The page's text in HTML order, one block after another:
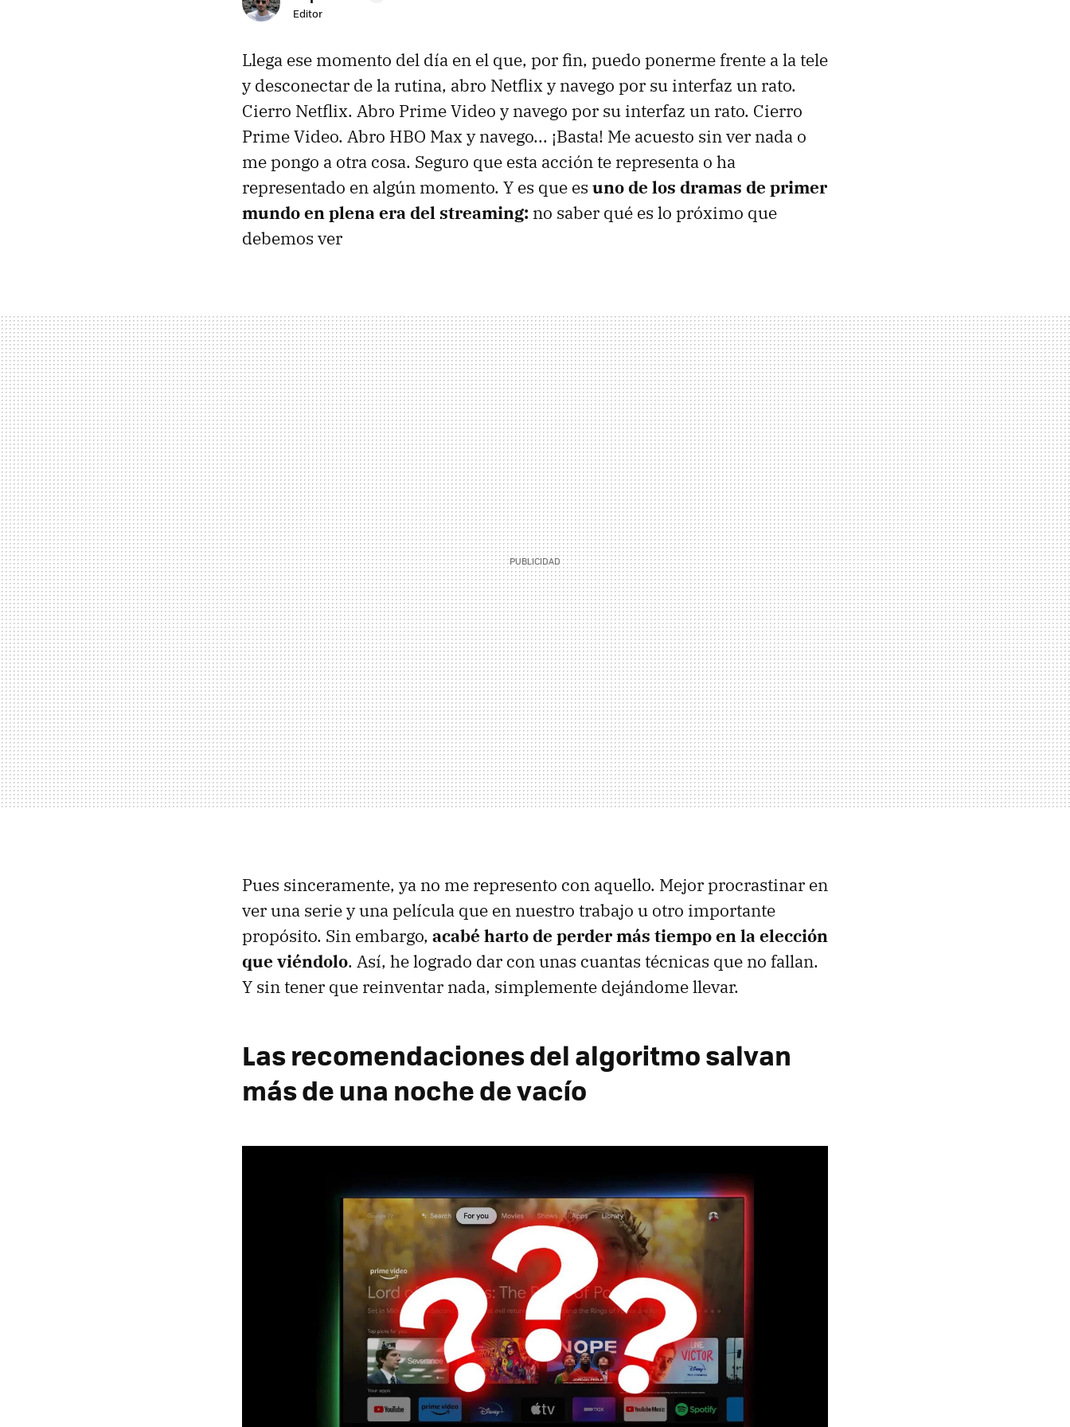
Editor
Llega ese momento del día en el que, por fin, puedo ponerme frente a la tele
y desconectar de la rutina, abro Netflix y navego por su interfaz un rato.
Cierro Netflix. Abro Prime Video y navego por su interfaz un rato. Cierro
Prime Video. Abro HBO Max y navego... ¡Basta! Me acuesto sin ver nada o
me pongo a otra cosa. Seguro que esta acción te representa o ha
representado en algún momento. Y es que es uno de los dramas de primer
mundo en plena era del streaming: no saber qué es lo próximo que
debemos ver
Pues sinceramente, ya no me represento con aquello. Mejor procrastinar en
ver una serie y una película que en nuestro trabajo u otro importante
propósito. Sin embargo, acabé harto de perder más tiempo en la elección
que viéndolo. Así, he logrado dar con unas cuantas técnicas que no fallan.
Y sin tener que reinventar nada, simplemente dejándome llevar.
Las recomendaciones del algoritmo salvan
más de una noche de vacío